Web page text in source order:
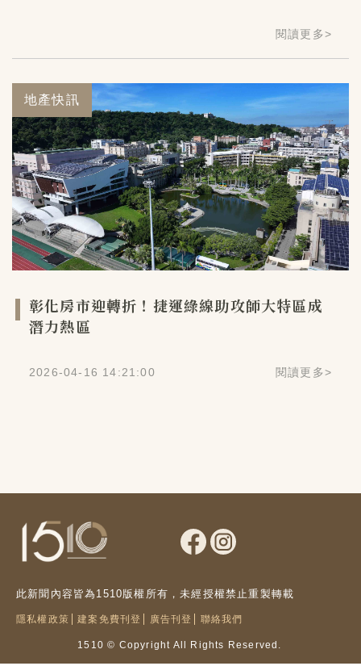
閱讀更多>
地產快訊
彰化房市迎轉折！捷運綠線助攻師大特區成
潛力熱區
2026-04-16 14:21:00 閱讀更多>
此新聞內容皆為1510版權所有，未經授權禁止重製轉載
隱私權政策 建案免費刊登 廣告刊登 聯絡我們
1510 © Copyright All Rights Reserved.